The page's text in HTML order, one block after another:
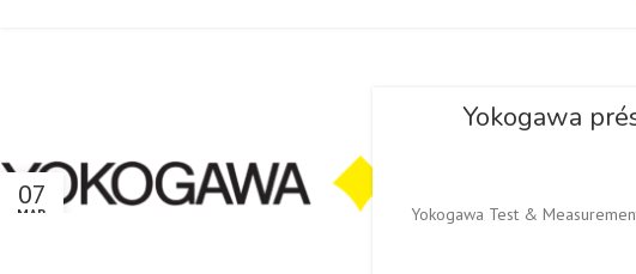
07
MAR
Yokogawa
Yokogawa Test &